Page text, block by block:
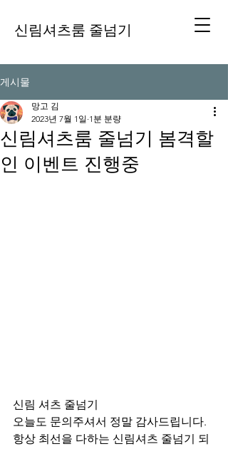
신림셔츠룸 줄넘기
게시물
신림셔츠룸 줄넘기 봄격할
인 이벤트 진행중
망고 김
2023년 7월 1일 1분 분량
신림 셔츠 줄넘기
오늘도 문의주셔서 정말 감사드립니다.
항상 최선을 다하는 신림셔츠 줄넘기 되